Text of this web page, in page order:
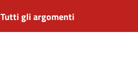
Tutti gli argomenti